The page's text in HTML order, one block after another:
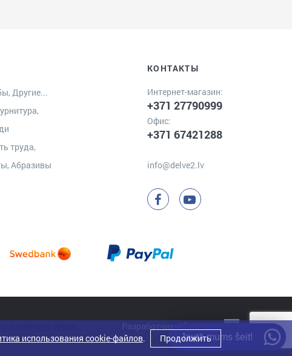
Другие...
труда,
Абразивы
КОНТАКТЫ
Интернет-магазин:
+371 27790999
Офис:
+371 67421288
info@delve2.lv
Разработчик:
Clarus
использования cookie-файлов. Продолжить
Jautā mums šeit!